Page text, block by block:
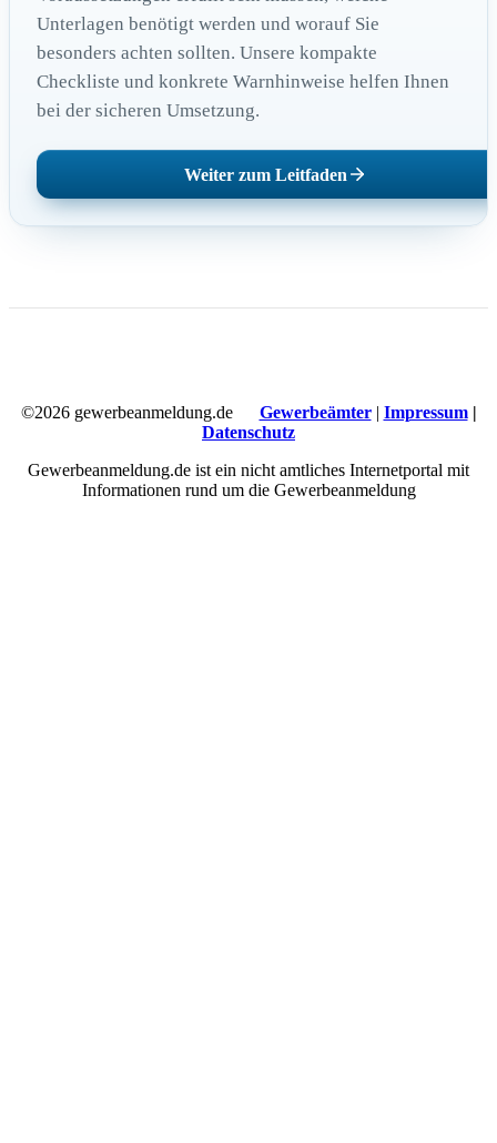
Unterlagen benötigt werden und worauf Sie
besonders achten sollten. Unsere kompakte
Checkliste und konkrete Warnhinweise helfen Ihnen
bei der sicheren Umsetzung.
Weiter zum Leitfaden
©2026 gewerbeanmeldung.de Gewerbeämter| Impressum|
Datenschutz
Gewerbeanmeldung.de ist ein nicht amtliches Internetportal mit
Informationen rund um die Gewerbeanmeldung